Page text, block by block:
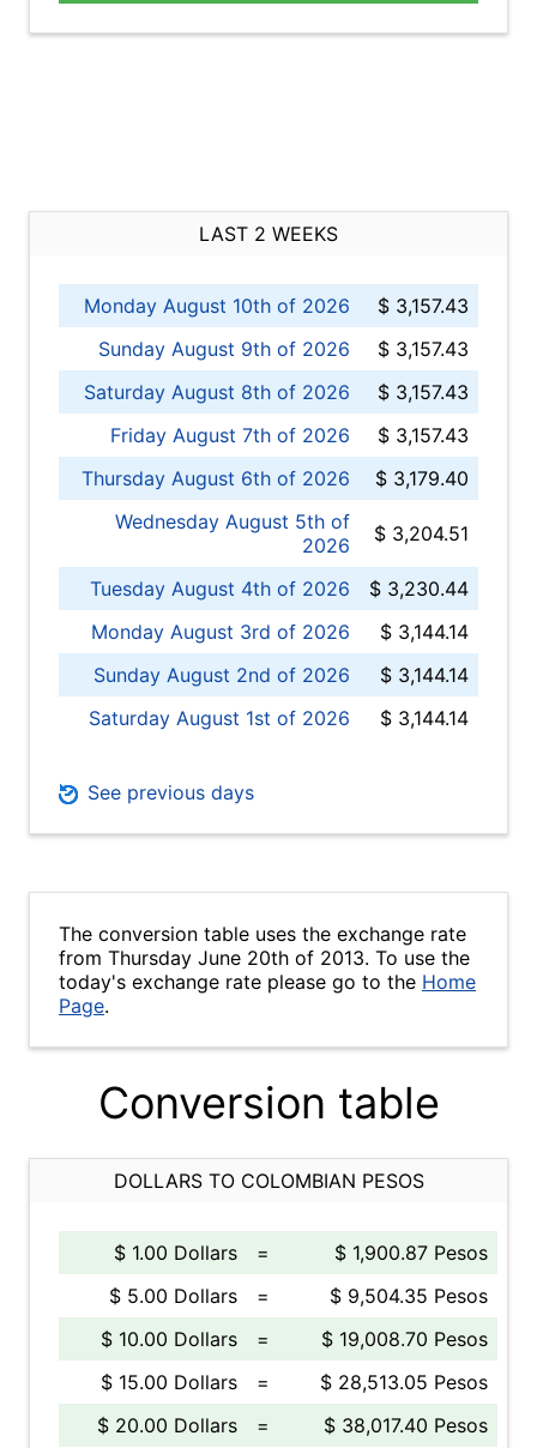
LAST 2 WEEKS
Monday August 10th of 2026
$ 3,157.43
Sunday August 9th of 2026
$ 3,157.43
Saturday August 8th of 2026
$ 3,157.43
Friday August 7th of 2026
$ 3,157.43
Thursday August 6th of 2026
$ 3,179.40
Wednesday August 5th of
2026
$ 3,204.51
Tuesday August 4th of 2026
$ 3,230.44
Monday August 3rd of 2026
$ 3,144.14
Sunday August 2nd of 2026
$ 3,144.14
Saturday August 1st of 2026
$ 3,144.14
See previous days
The conversion table uses the exchange rate
from Thursday June 20th of 2013. To use the
today's exchange rate please go to the Home
Page.
Conversion table
DOLLARS TO COLOMBIAN PESOS
$ 1.00 Dollars =
$ 1,900.87 Pesos
$ 5.00 Dollars
=
$ 9,504.35 Pesos
$ 10.00 Dollars
=
$ 19,008.70 Pesos
$ 15.00 Dollars
=
$ 28,513.05 Pesos
$ 20.00 Dollars
=
$ 38,017.40 Pesos